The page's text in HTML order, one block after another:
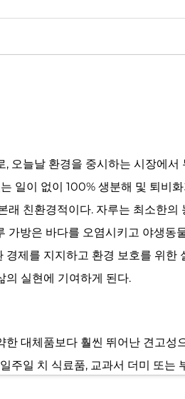
오늘날 환경을 중시하는 시장에
일이 없이 100% 생분해 및 퇴비
친환경적이다. 자루는 최소한
방은 바다를 오염시키고 야생
제를 지지하고 환경 보호를 위
의 실현에 기여하게 된다.
대체품보다 훨씬 뛰어난 견고
주일 치 식료품, 교과서 더미 또